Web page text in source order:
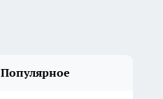
Популярное